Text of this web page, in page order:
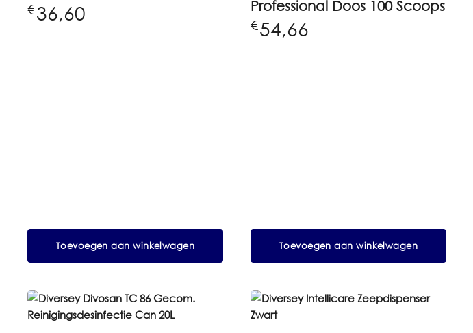
€36,60
Toevoegen aan winkelwagen
Professional Doos 100 Scoops
€54,66
Toevoegen aan winkelwagen